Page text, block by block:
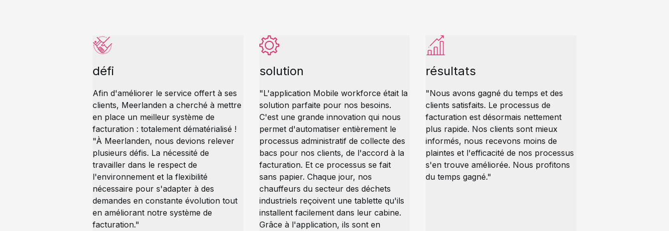
défi
Afin d'améliorer le service offert à ses
clients, Meerlanden a cherché à mettre
en place un meilleur système de
facturation : totalement dématérialisé !
"À Meerlanden, nous devions relever
plusieurs défis. La nécessité de
travailler dans le respect de
l'environnement et la flexibilité
nécessaire pour s'adapter à des
demandes en constante évolution tout
en améliorant notre système de
facturation."
solution
"L'application Mobile workforce était la
solution parfaite pour nos besoins.
C'est une grande innovation qui nous
permet d'automatiser entièrement le
processus administratif de collecte des
bacs pour nos clients, de l'accord à la
facturation. Et ce processus se fait
sans papier. Chaque jour, nos
chauffeurs du secteur des déchets
industriels reçoivent une tablette qu'ils
installent facilement dans leur cabine.
Grâce à l'application, ils sont en
résultats
"Nous avons gagné du temps et des
clients satisfaits. Le processus de
facturation est désormais nettement
plus rapide. Nos clients sont mieux
informés, nous recevons moins de
plaintes et l'efficacité de nos processus
s'en trouve améliorée. Nous profitons
du temps gagné."